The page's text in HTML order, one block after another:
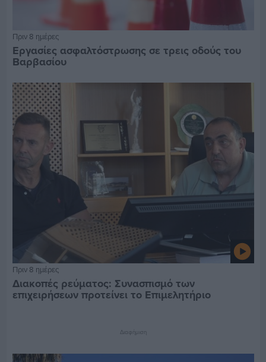
Πριν 8 ημέρες
Εργασίες ασφαλτόστρωσης σε τρεις οδούς του
Βαρβασίου
Πριν 8 ημέρες
Διακοπές ρεύματος: Συνασπισμό των
επιχειρήσεων προτείνει το Επιμελητήριο
Διαφήμιση